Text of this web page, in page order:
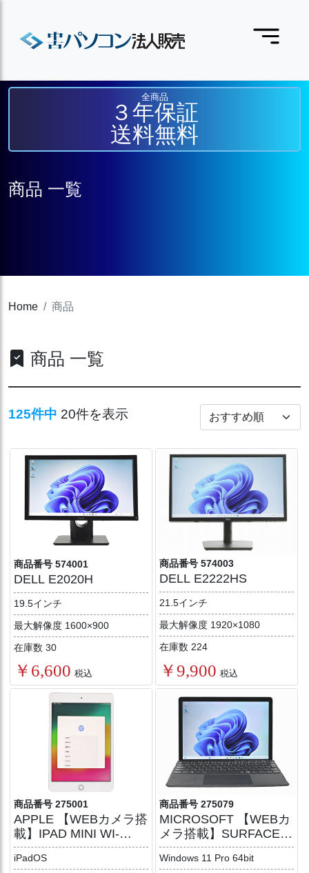
商品 一覧
全商品
３年保証
送料無料
Home 商品
商品 一覧
125件中 20件を表示
商品番号 574001
DELL E2020H
19.5インチ
最大解像度 1600×900
在庫数 30
￥6,600 税込
商品番号 574003
DELL E2222HS
21.5インチ
最大解像度 1920×1080
在庫数 224
￥9,900 税込
商品番号 275001
APPLE 【WEBカメラ搭
載】IPAD MINI WI-
FI+CELLULAR 64GB
iPadOS
商品番号 275079
MICROSOFT 【WEBカ
メラ搭載】SURFACE
GO 2 LTE ADVANCED
(LTEモデル)【Win11】
Windows 11 Pro 64bit